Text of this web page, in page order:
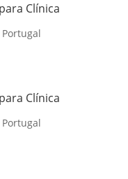
Clínica
Clínica